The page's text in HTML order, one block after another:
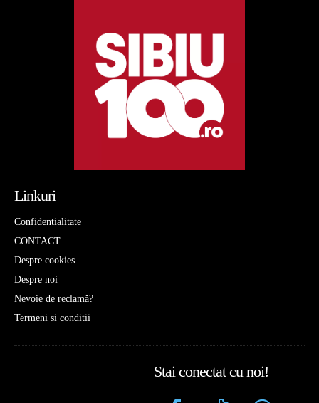
Linkuri
Confidentialitate
CONTACT
Despre cookies
Despre noi
Nevoie de reclamă?
Termeni si conditii
Stai conectat cu noi!